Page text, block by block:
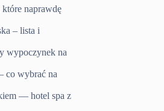
naprawdę
– lista i
wypoczynek na
co wybrać na
— hotel spa z